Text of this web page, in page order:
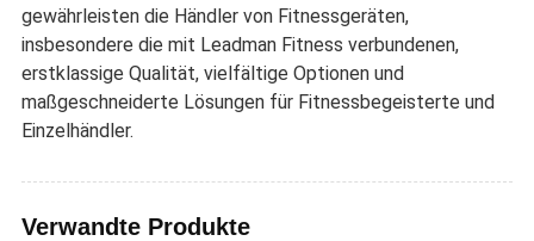
gewährleisten die Händler von Fitnessgeräten,
insbesondere die mit Leadman Fitness verbundenen,
erstklassige Qualität, vielfältige Optionen und
maßgeschneiderte Lösungen für Fitnessbegeisterte und
Einzelhändler.
Verwandte Produkte